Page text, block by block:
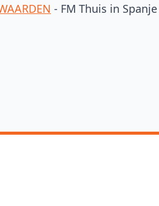
- FM Thuis in